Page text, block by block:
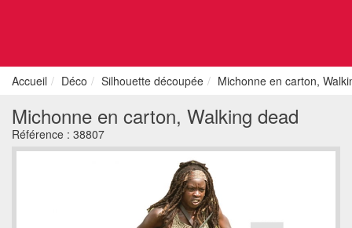
Accueil Déco Silhouette découpée Michonne en carton,
Michonne en carton, Walking dead
Référence : 38807